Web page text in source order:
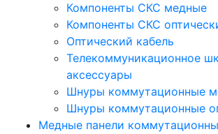
Компоненты СКС медные
Компоненты СКС
Оптический кабель
Телекоммуникационное
аксессуары
Шнуры коммутационные
Шнуры коммутационные
Медные панели